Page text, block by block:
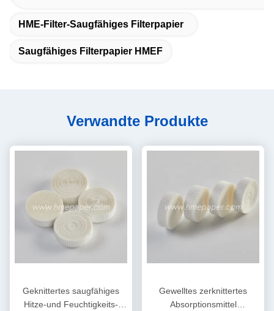
HME-Filter-Saugfähiges Filterpapier
Saugfähiges Filterpapier HMEF
Verwandte Produkte
Geknittertes saugfähiges
Hitze-und Feuchtigkeits-
Gewelltes zerknittertes
Absorptionsmittel